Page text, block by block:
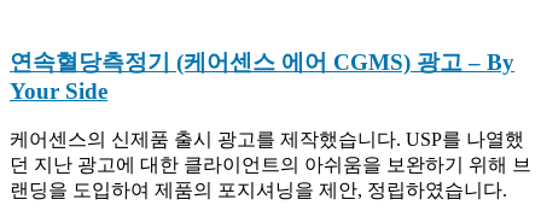
연속혈당측정기 (케어센스 에어 CGMS) 광고 – By
Your Side
케어센스의 신제품 출시 광고를 제작했습니다. USP를 나열했
던 지난 광고에 대한 클라이언트의 아쉬움을 보완하기 위해 브
랜딩을 도입하여 제품의 포지셔닝을 제안, 정립하였습니다.